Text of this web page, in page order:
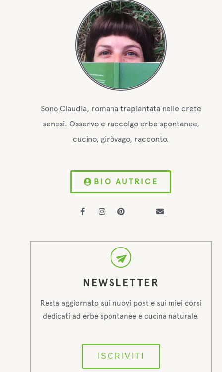
Sono Claudia, romana trapiantata nelle crete
senesi. Osservo e raccolgo erbe spontanee,
cucino, giròvago, racconto.
BIO AUTRICE
NEWSLETTER
Resta aggiornato sui nuovi post e sui miei corsi
dedicati ad erbe spontanee e cucina naturale.
ISCRIVITI